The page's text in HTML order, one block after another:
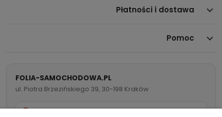
Płatności i dostawa
Pomoc
FOLIA-SAMOCHODOWA.PL
ul. Piotra Brzezińskiego 39, 30-198 Kraków
732 082 998